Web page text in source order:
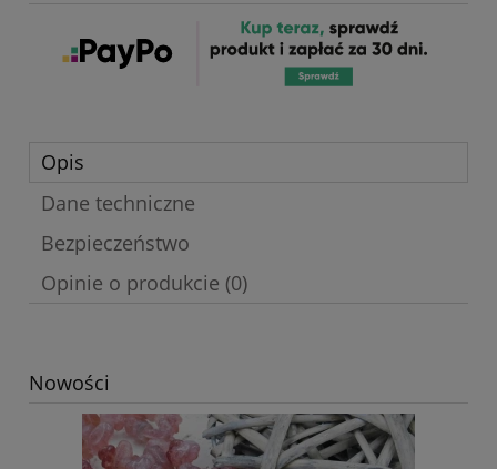
Opis
Dane techniczne
Bezpieczeństwo
Opinie o produkcie (0)
Nowości